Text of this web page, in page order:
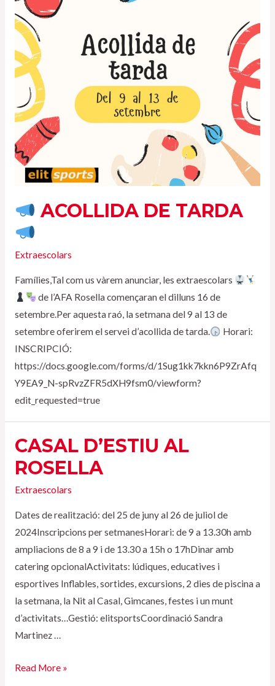
ACOLLIDA DE TARDA
Extraescolars
Famílies,Tal com us vàrem anunciar, les extraescolars
de l’AFA Rosella començaran el dilluns 16 de
setembre.Per aquesta raó, la setmana del 9 al 13 de
setembre oferirem el servei d’acollida de tarda.
Horari:
INSCRIPCIÓ:
https://docs.google.com/forms/d/1Sug1kk7kkn6P9ZrAfq
Y9EA9_N-spRvzZFR5dXH9fsm0/viewform?
edit_requested=true
CASAL D’ESTIU AL
ROSELLA
Extraescolars
Dates de realització: del 25 de juny al 26 de juliol de
2024Inscripcions per setmanesHorari: de 9 a 13.30h amb
ampliacions de 8 a 9 i de 13.30 a 15h o 17hDinar amb
catering opcionalActivitats: lúdiques, educatives i
esportives Inflables, sortides, excursions, 2 dies de piscina a
la setmana, la Nit al Casal, Gimcanes, festes i un munt
d’activitats…Gestió: elitsportsCoordinació Sandra
Martinez …
Casal
Read More »